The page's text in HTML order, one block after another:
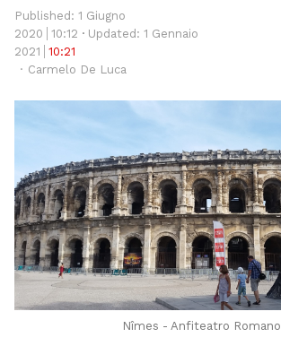
Published: 1 Giugno
2020
10:12
Updated: 1 Gennaio
2021
10:21
Author
Carmelo De Luca
Nîmes - Anfiteatro Romano